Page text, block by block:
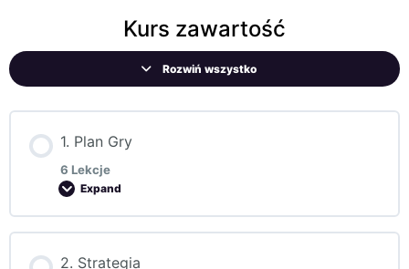
Kurs zawartość
Rozwiń wszystko
1. Plan Gry
6 Lekcje
Expand
2. Strategia